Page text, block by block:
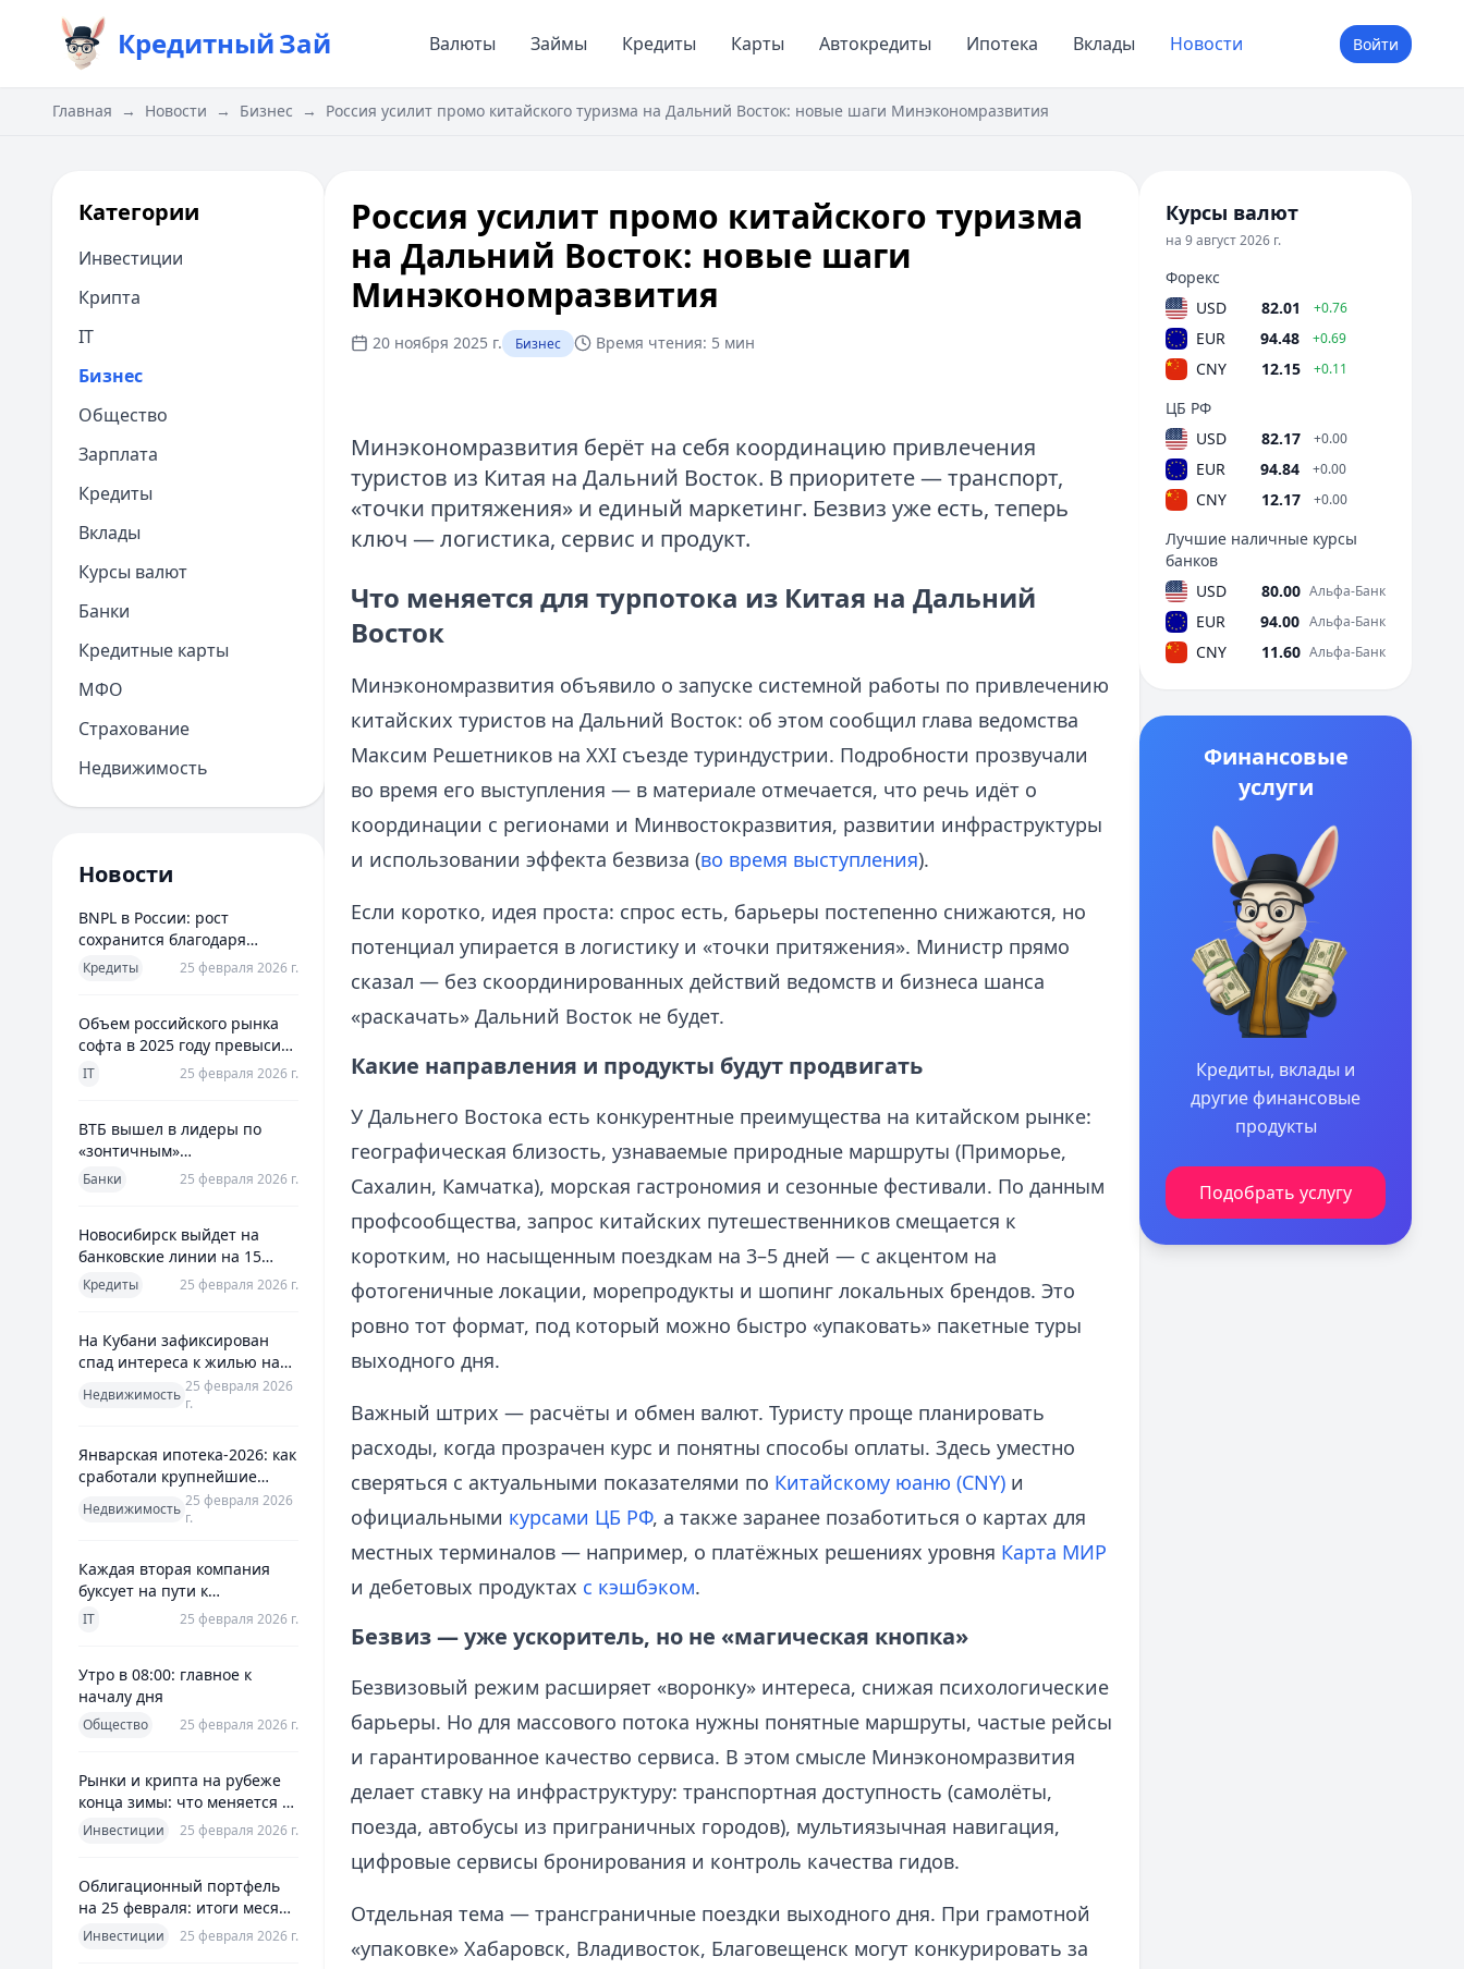
КредитныйЗай Валюты Займы Кредиты Карты Автокредиты Ипотека Вклады Новости Войти
Главная → Новости → Бизнес → Россия усилит промо китайского туризма на Дальний Восток: новые шаги Минэкономразвития
Категории
Инвестиции
Крипта
IT
Бизнес
Общество
Зарплата
Кредиты
Вклады
Курсы валют
Банки
Кредитные карты
МФО
Страхование
Недвижимость
Новости
BNPL в России: рост
сохранится благодаря
новым сценариям
использования
Кредиты 25 февраля 2026 г.
Объем российского рынка
софта в 2025 году превысил
800 млрд рублей
IT 25 февраля 2026 г.
ВТБ вышел в лидеры по
«зонтичным»
поручительствам для МСП
Банки 25 февраля 2026 г.
Новосибирск выйдет на
банковские линии на 15
млрд рублей для закрытия
дефицита
Кредиты 25 февраля 2026 г.
На Кубани зафиксирован
спад интереса к жилью на
Недвижимость 25 февраля 2026
г.
Январская ипотека-2026: как
сработали крупнейшие
банки и что это значит для
заемщиков
Недвижимость 25 февраля 2026
г.
Каждая вторая компания
буксует на пути к
полноценной ERP
IT 25 февраля 2026 г.
Утро в 08:00: главное к
началу дня
Общество 25 февраля 2026 г.
Рынки и крипта на рубеже
конца зимы: что меняется к
25 февраля 2026
Инвестиции 25 февраля 2026 г.
Облигационный портфель
на 25 февраля: итоги месяца
и планы на март
Инвестиции 25 февраля 2026 г.
Россия усилит промо китайского туризма
на Дальний Восток: новые шаги
Минэкономразвития
20 ноября 2025 г. Бизнес Время чтения: 5 мин
Минэкономразвития берёт на себя координацию привлечения
туристов из Китая на Дальний Восток. В приоритете — транспорт,
«точки притяжения» и единый маркетинг. Безвиз уже есть, теперь
ключ — логистика, сервис и продукт.
Что меняется для турпотока из Китая на Дальний
Восток
Минэкономразвития объявило о запуске системной работы по привлечению
китайских туристов на Дальний Восток: об этом сообщил глава ведомства
Максим Решетников на XXI съезде туриндустрии. Подробности прозвучали
во время его выступления — в материале отмечается, что речь идёт о
координации с регионами и Минвостокразвития, развитии инфраструктуры
и использовании эффекта безвиза (во время выступления).
Если коротко, идея проста: спрос есть, барьеры постепенно снижаются, но
потенциал упирается в логистику и «точки притяжения». Министр прямо
сказал — без скоординированных действий ведомств и бизнеса шанса
«раскачать» Дальний Восток не будет.
Какие направления и продукты будут продвигать
У Дальнего Востока есть конкурентные преимущества на китайском рынке:
географическая близость, узнаваемые природные маршруты (Приморье,
Сахалин, Камчатка), морская гастрономия и сезонные фестивали. По данным
профсообщества, запрос китайских путешественников смещается к
коротким, но насыщенным поездкам на 3–5 дней — с акцентом на
фотогеничные локации, морепродукты и шопинг локальных брендов. Это
ровно тот формат, под который можно быстро «упаковать» пакетные туры
выходного дня.
Важный штрих — расчёты и обмен валют. Туристу проще планировать
расходы, когда прозрачен курс и понятны способы оплаты. Здесь уместно
сверяться с актуальными показателями по Китайскому юаню (CNY)и
официальными курсами ЦБ РФ, а также заранее позаботиться о картах для
местных терминалов — например, о платёжных решениях уровня Карта МИР
и дебетовых продуктах с кэшбэком.
Безвиз — уже ускоритель, но не «магическая кнопка»
Безвизовый режим расширяет «воронку» интереса, снижая психологические
барьеры. Но для массового потока нужны понятные маршруты, частые рейсы
и гарантированное качество сервиса. В этом смысле Минэкономразвития
делает ставку на инфраструктуру: транспортная доступность (самолёты,
поезда, автобусы из приграничных городов), мультиязычная навигация,
цифровые сервисы бронирования и контроль качества гидов.
Отдельная тема — трансграничные поездки выходного дня. При грамотной
«упаковке» Хабаровск, Владивосток, Благовещенск могут конкурировать за
Курсы валют
на 9 август 2026 г.
Форекс
USD
82.01 +0.76
EUR 94.48 +0.69
CNY 12.15 +0.11
ЦБ РФ
USD
82.17 +0.00
EUR 94.84 +0.00
CNY 12.17 +0.00
Лучшие наличные курсы
банков
USD
80.00 Альфа-Банк
EUR 94.00 Альфа-Банк
CNY 11.60 Альфа-Банк
Финансовые
услуги
Кредиты, вклады и
другие финансовые
продукты
Подобрать услугу